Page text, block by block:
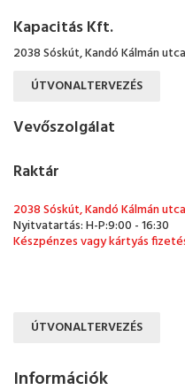
Kapacitás Kft.
2038 Sóskút, Kandó Kálmán
ÚTVONALTERVEZÉS
Vevőszolgálat
Raktár
2038 Sóskút, Kandó Kálmán
Nyitvatartás: H-P:9:00 - 16:30
Készpénzes vagy kártyás
ÚTVONALTERVEZÉS
Információk